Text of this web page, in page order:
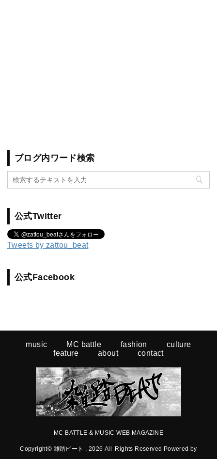
ブログ内ワード検索
公式Twitter
Tweets by zattou_beat
公式Facebook
music MC battle fashion
culture
feature
about contact
MC BATTLE & MUSIC WEB MAGAZINE
Copyright© 雑踏ビート , 2026 All Rights Reserved Powered by